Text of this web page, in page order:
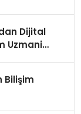
Dijital
Uzmani
Bilişim